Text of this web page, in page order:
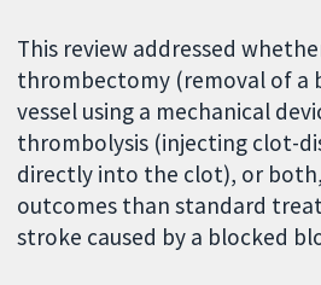
This review addressed
thrombectomy (removal of a
vessel using a mechanical
thrombolysis (injecting clot-
directly into the clot), or
outcomes than standard
stroke caused by a blocked